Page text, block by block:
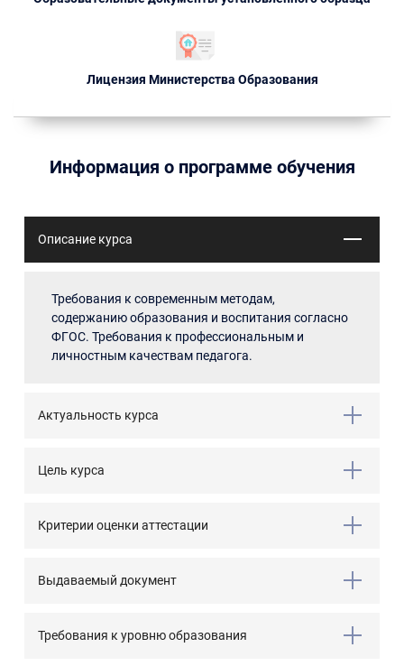
Лицензия Министерства Образования
Информация о программе обучения
Описание курса
Требования к современным методам,
содержанию образования и воспитания согласно
ФГОС. Требования к профессиональным и
личностным качествам педагога.
Актуальность курса
Цель курса
Критерии оценки аттестации
Выдаваемый документ
Требования к уровню образования